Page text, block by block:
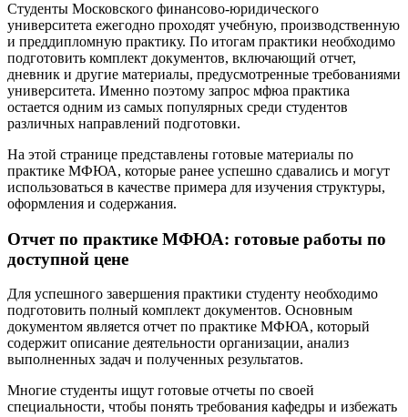
Студенты Московского финансово-юридического
университета ежегодно проходят учебную, производственную
и преддипломную практику. По итогам практики необходимо
подготовить комплект документов, включающий отчет,
дневник и другие материалы, предусмотренные требованиями
университета. Именно поэтому запрос мфюа практика
остается одним из самых популярных среди студентов
различных направлений подготовки.
На этой странице представлены готовые материалы по
практике МФЮА, которые ранее успешно сдавались и могут
использоваться в качестве примера для изучения структуры,
оформления и содержания.
Отчет по практике МФЮА: готовые работы по
доступной цене
Для успешного завершения практики студенту необходимо
подготовить полный комплект документов. Основным
документом является отчет по практике МФЮА, который
содержит описание деятельности организации, анализ
выполненных задач и полученных результатов.
Многие студенты ищут готовые отчеты по своей
специальности, чтобы понять требования кафедры и избежать